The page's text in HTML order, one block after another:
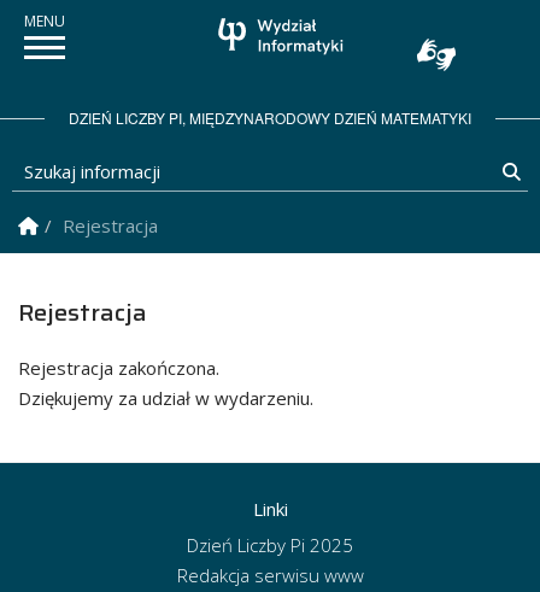
DZIEŃ LICZBY PI, MIĘDZYNARODOWY DZIEŃ MATEMATYKI
Szukaj informacji
Strona Główna
Rejestracja
Rejestracja
Rejestracja zakończona.
Dziękujemy za udział w wydarzeniu.
Linki
Dzień Liczby Pi 2025
Redakcja serwisu www